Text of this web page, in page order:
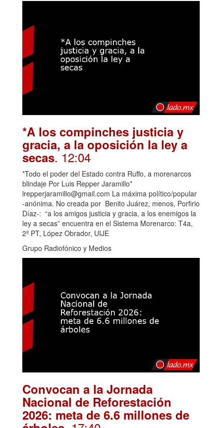
*A los compinches justicia y
gracia, a la oposición la ley a
secas. 12:04
*Todo el poder del Estado contra Ruffo, a morenarcos
blindaje Por Luis Repper Jaramillo*
lrepperjaramillo@gmail.com La máxima político/popular
-anónima. No creada por Benito Juárez, menos, Porfirio
Díaz-: “a los amigos justicia y gracia, a los enemigos la
ley a secas” encuentra en el Sistema Morenarco: T4a,
2º PT, López Obrador, UIJE
Grupo Radiofónico y Medios
Convocan a la Jornada
Nacional de Reforestación
2026: meta de 6.6 millones de